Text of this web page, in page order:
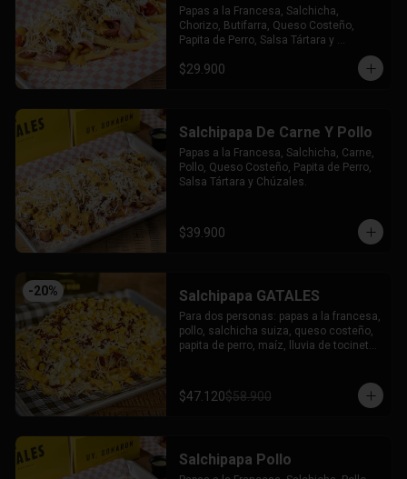
Papas a la Francesa, Salchicha,
Chorizo, Butifarra, Queso Costeño,
Papita de Perro, Salsa Tártara y
$29.900
Salchipapa De Carne Y Pollo
Papas a la Francesa, Salchicha, Carne,
Pollo, Queso Costeño, Papita de Perro,
Salsa Tártara y Chúzales.
$39.900
-20% Salchipapa GATALES
Para dos personas: papas a la francesa,
pollo, salchicha suiza, queso costeño,
papita de perro, maíz, lluvia de tocineta,
$47.120$58.900
Salchipapa Pollo